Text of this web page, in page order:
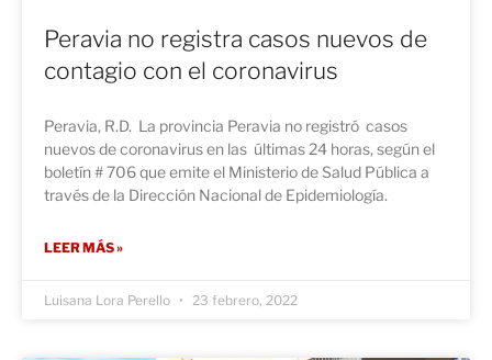
Peravia no registra casos nuevos de
contagio con el coronavirus
Peravia, R.D. La provincia Peravia no registró casos
nuevos de coronavirus en las últimas 24 horas, según el
boletín # 706 que emite el Ministerio de Salud Pública a
través de la Dirección Nacional de Epidemiología.
LEER MÁS »
Luisana Lora Perello 23 febrero, 2022